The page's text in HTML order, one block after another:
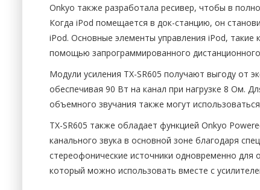
Onkyo также разработала ресивер, чтобы в
Когда iPod помещается в док-станцию, он
iPod. Основные элементы управления iPod, такие
помощью запрограммированного дистанционного
Модули усиления TX-SR605 получают выгоду от
обеспечивая 90 Вт на канал при нагрузке 8 Ом.
объемного звучания также могут
TX-SR605 также обладает функцией Onkyo
канального звука в основной зоне благодаря
стереофонические источники одновременно
который можно использовать вместе с